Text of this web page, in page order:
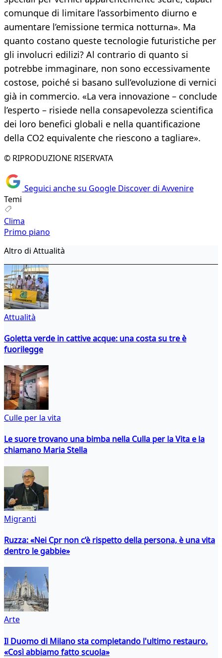
comunque di limitare l’assorbimento diurno e
aumentare l’emissione termica notturna». Ma
quanto costano queste tecnologie futuristiche per
gli involucri edilizi? Al contrario di quanto si
potrebbe immaginare, non sono eccessivamente
costose, poiché si basano sull’evoluzione di vernici
già in commercio. «La vera innovazione – conclude
l’esperto – risiede nella consapevolezza scientifica
dei loro benefici globali e nella quantificazione
della CO2 equivalente che riescono a tagliare».
© RIPRODUZIONE RISERVATA
Seguici anche su Google Discover di Avvenire
Temi
Clima
Primo piano
Altro di Attualità
Attualità
Goletta verde in cattive acque: una costa su tre è
fuorilegge
Culle per la vita
Le suore trovano una bimba nella Culla per la Vita e la
chiamano Maria Stella
Migranti
Ruzza: «Nei Cpr non c’è rispetto della persona, è una vita
dentro le gabbie»
Arte
Il Duomo di Milano sta completando l'ultimo restauro.
«Così abbiamo fatto scuola»